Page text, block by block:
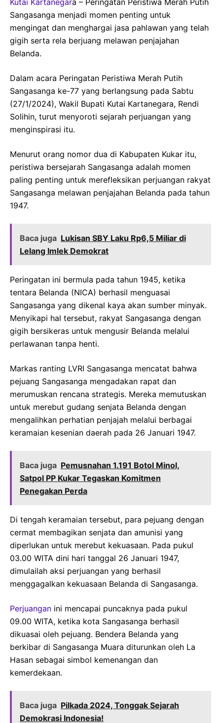
Sangasanga menjadi momen penting untuk
mengingat dan menghargai jasa pahlawan yang telah
gigih serta rela berjuang melawan penjajahan
Belanda.
Dalam acara Peringatan Peristiwa Merah Putih
Sangasanga ke-77 yang berlangsung pada Sabtu
(27/1/2024), Wakil Bupati Kutai Kartanegara, Rendi
Solihin, turut menyoroti sejarah perjuangan yang
menginspirasi itu.
Menurut orang nomor dua di Kabupaten Kukar itu,
peristiwa bersejarah Sangasanga adalah momen
paling penting untuk merefleksikan perjuangan rakyat
Sangasanga melawan penjajahan Belanda pada tahun
1947.
Baca juga Lukisan SBY Laku Rp6,5 Miliar di
Lelang Imlek Demokrat
Peringatan ini bermula pada tahun 1945, ketika
tentara Belanda (NICA) berhasil menguasai
Sangasanga yang dikenal kaya akan sumber minyak.
Menyikapi hal tersebut, rakyat Sangasanga dengan
gigih bersikeras untuk mengusir Belanda melalui
perlawanan tanpa henti.
Markas ranting LVRI Sangasanga mencatat bahwa
pejuang Sangasanga mengadakan rapat dan
merumuskan rencana strategis. Mereka memutuskan
untuk merebut gudang senjata Belanda dengan
mengalihkan perhatian penjajah melalui berbagai
keramaian kesenian daerah pada 26 Januari 1947.
Baca juga Pemusnahan 1.191 Botol Minol,
Satpol PP Kukar Tegaskan Komitmen
Penegakan Perda
Di tengah keramaian tersebut, para pejuang dengan
cermat membagikan senjata dan amunisi yang
diperlukan untuk merebut kekuasaan. Pada pukul
03.00 WITA dini hari tanggal 26 Januari 1947,
dimulailah aksi perjuangan yang berhasil
menggagalkan kekuasaan Belanda di Sangasanga.
Perjuangan ini mencapai puncaknya pada pukul
09.00 WITA, ketika kota Sangasanga berhasil
dikuasai oleh pejuang. Bendera Belanda yang
berkibar di Sangasanga Muara diturunkan oleh La
Hasan sebagai simbol kemenangan dan
kemerdekaan.
Baca juga Pilkada 2024, Tonggak Sejarah
Demokrasi Indonesia!